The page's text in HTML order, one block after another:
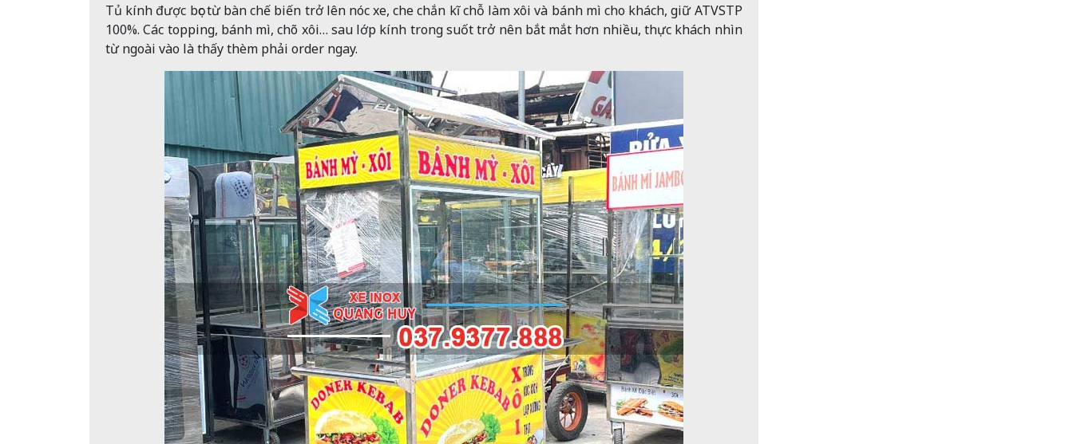
Tủ kính được bọc từ bàn chế biến trở lên nóc xe, che chắn kĩ chỗ làm xôi và bánh mì cho khách, giữ ATVSTP
100%. Các topping, bánh mì, chõ xôi… sau lớp kính trong suốt trở nên bắt mắt hơn nhiều, thực khách nhìn
từ ngoài vào là thấy thèm phải order ngay.